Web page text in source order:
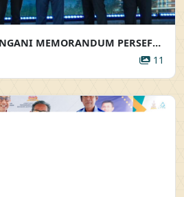
MAJLIS MENANDATANGANI MEMORANDUM PERSEFAHAMAN & SIMBOLIK PENYERAHAN KUNCI PROJEK SELANGORKU OLEANDER MAJLIS MENANDATANGANI MEMORANDUM PERSEFAHAMAN & SIMBOLIK PENYERAHAN KUNCI PROJEK SELANGORKU OLEANDER
11